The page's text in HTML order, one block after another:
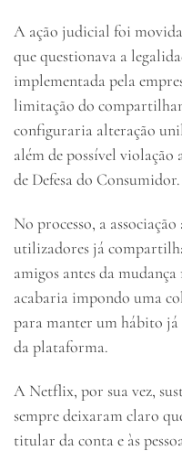
A ação judicial foi
que questionava a
implementada pela
limitação do
configuraria alteração
além de possível
de Defesa do Consumidor.
No processo, a
utilizadores já
amigos antes da
acabaria impondo uma
para manter um hábito já
da plataforma.
A Netflix, por sua vez,
sempre deixaram claro
titular da conta e às